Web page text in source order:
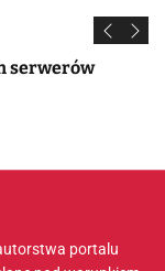
serwerów
portalu